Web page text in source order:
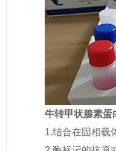
牛转甲状腺素
1.结合在固相载